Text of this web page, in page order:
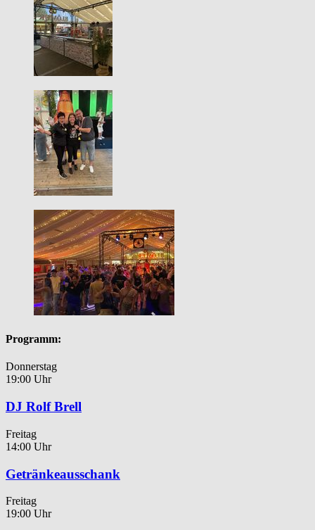
Programm:
Donnerstag
19:00 Uhr
DJ Rolf Brell
Freitag
14:00 Uhr
Getränkeausschank
Freitag
19:00 Uhr